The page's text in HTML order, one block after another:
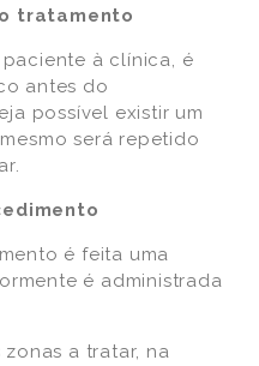
tratamento
à clínica, é
antes do
possível existir um
será repetido
é feita uma
é administrada
a tratar, na